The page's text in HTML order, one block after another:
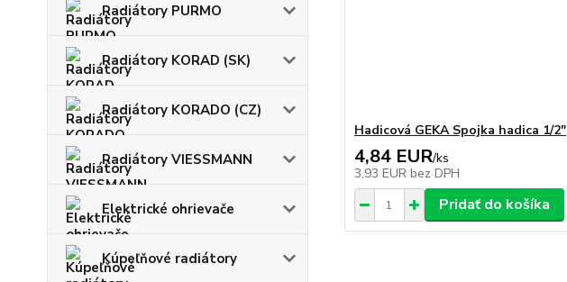
Radiátory PURMO
Radiátory KORAD (SK)
Radiátory KORADO (CZ)
Radiátory VIESSMANN
Elektrické ohrievače
Kúpeľňové radiátory
Hadicová GEKA Spojka hadica 1/2"
4,84 EUR/ks
3,93 EUR bez DPH
Pridať do košíka